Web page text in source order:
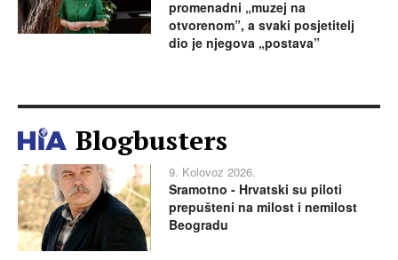
promenadni „muzej na
otvorenom”, a svaki posjetitelj
dio je njegova „postava”
Blogbusters
9. Kolovoz 2026.
Sramotno - Hrvatski su piloti
prepušteni na milost i nemilost
Beogradu